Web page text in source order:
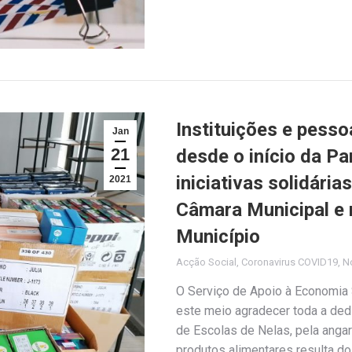
Jan
21
2021
Instituições e
desde o início da
iniciativas
Câmara Municipal
Município
Acção Social , Coronavirus COVID19,
O Serviço de Apoio à
este meio agradecer toda a
de Escolas de Nelas, pela